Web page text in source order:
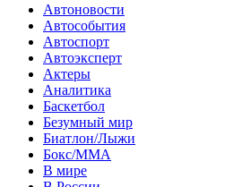
Автоновости
Автособытия
Автоспорт
Автоэксперт
Актеры
Аналитика
Баскетбол
Безумный мир
Биатлон/Лыжи
Бокс/MMA
В мире